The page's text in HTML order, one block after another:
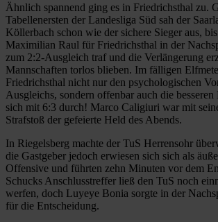
Ähnlich spannend ging es in Friedrichsthal zu.
Tabellenersten der Landesliga Süd sah der
Köllerbach schon wie der sichere Sieger aus,
Maximilian Raul für Friedrichsthal in der
zum 2:2-Ausgleich traf und die Verlängerung
Mannschaften torlos blieben. Im fälligen
Friedrichsthal nicht nur den psychologischen
Ausgleichs, sondern offenbar auch die besseren
sich mit 6:3 durch! Marco Caligiuri war mit
Strafstoß der gefeierte Held des Abends.
In Riegelsberg machte der TuS Herrensohr
die Gastgeber jedoch erwiesen sich sich als
Offensive und führten zehn Minuten vor dem
Schucks Anschlusstreffer ließ den TuS noch
werfen, doch Luyeye Bonia sorgte in der
für die Entscheidung.